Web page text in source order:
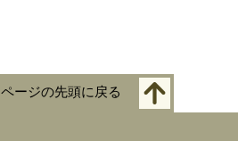
ページの先頭に戻る